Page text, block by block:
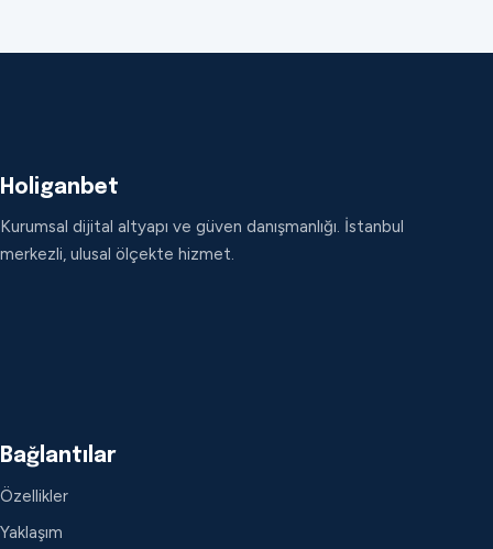
Holiganbet
Kurumsal dijital altyapı ve güven danışmanlığı. İstanbul
merkezli, ulusal ölçekte hizmet.
Bağlantılar
Özellikler
Yaklaşım